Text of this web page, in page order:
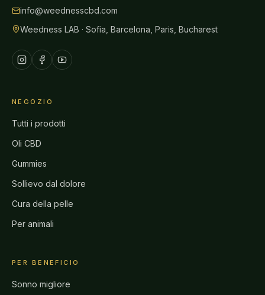
info@weednesscbd.com
Weedness LAB · Sofia, Barcelona, Paris, Bucharest
NEGOZIO
Tutti i prodotti
Oli CBD
Gummies
Sollievo dal dolore
Cura della pelle
Per animali
PER BENEFICIO
Sonno migliore